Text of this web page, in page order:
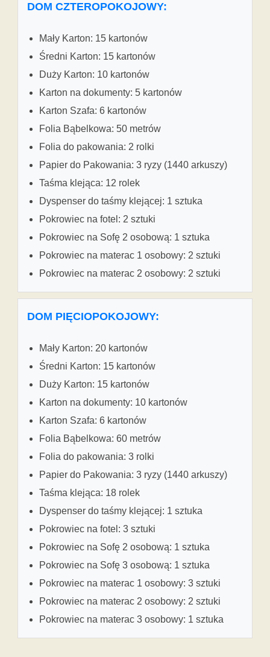
DOM CZTEROPOKOJOWY:
Mały Karton: 15 kartonów
Średni Karton: 15 kartonów
Duży Karton: 10 kartonów
Karton na dokumenty: 5 kartonów
Karton Szafa: 6 kartonów
Folia Bąbelkowa: 50 metrów
Folia do pakowania: 2 rolki
Papier do Pakowania: 3 ryzy (1440 arkuszy)
Taśma klejąca: 12 rolek
Dyspenser do taśmy klejącej: 1 sztuka
Pokrowiec na fotel: 2 sztuki
Pokrowiec na Sofę 2 osobową: 1 sztuka
Pokrowiec na materac 1 osobowy: 2 sztuki
Pokrowiec na materac 2 osobowy: 2 sztuki
DOM PIĘCIOPOKOJOWY:
Mały Karton: 20 kartonów
Średni Karton: 15 kartonów
Duży Karton: 15 kartonów
Karton na dokumenty: 10 kartonów
Karton Szafa: 6 kartonów
Folia Bąbelkowa: 60 metrów
Folia do pakowania: 3 rolki
Papier do Pakowania: 3 ryzy (1440 arkuszy)
Taśma klejąca: 18 rolek
Dyspenser do taśmy klejącej: 1 sztuka
Pokrowiec na fotel: 3 sztuki
Pokrowiec na Sofę 2 osobową: 1 sztuka
Pokrowiec na Sofę 3 osobową: 1 sztuka
Pokrowiec na materac 1 osobowy: 3 sztuki
Pokrowiec na materac 2 osobowy: 2 sztuki
Pokrowiec na materac 3 osobowy: 1 sztuka